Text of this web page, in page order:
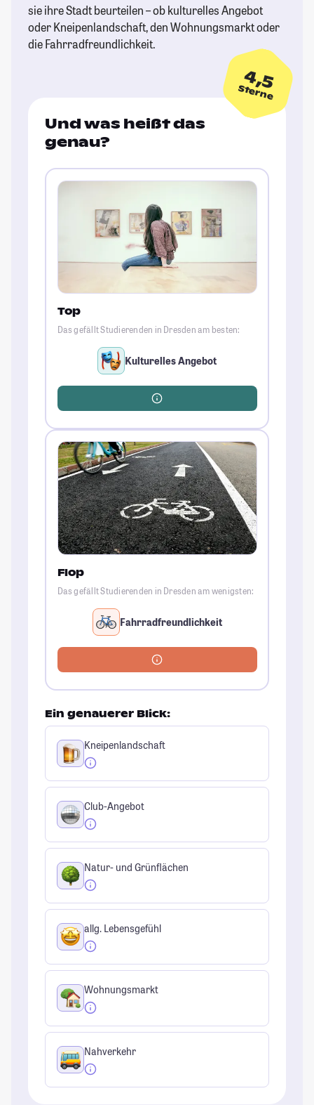
sie ihre Stadt beurteilen – ob kulturelles Angebot
oder Kneipenlandschaft, den Wohnungsmarkt oder
die Fahrradfreundlichkeit.
4,5
Sterne
Und was heißt das
genau?
Top
Das gefällt Studierenden in Dresden am besten:
Kulturelles Angebot
Flop
Das gefällt Studierenden in Dresden am wenigsten:
Fahrradfreundlichkeit
Ein genauerer Blick:
Kneipenlandschaft
Club-Angebot
Natur- und Grünflächen
allg. Lebensgefühl
Wohnungsmarkt
Nahverkehr